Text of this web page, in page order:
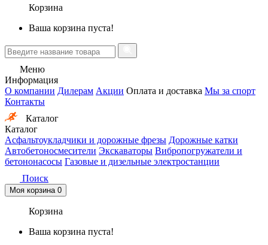
Корзина
Ваша корзина пуста!
Меню
Информация
О компании Дилерам Акции Оплата и доставка Мы за спорт
Контакты
Каталог
Каталог
Асфальтоукладчики и дорожные фрезы Дорожные катки
Автобетоносмесители Экскаваторы Вибропогружатели и
бетононасосы Газовые и дизельные электростанции
Поиск
Моя корзина 0
Корзина
Ваша корзина пуста!